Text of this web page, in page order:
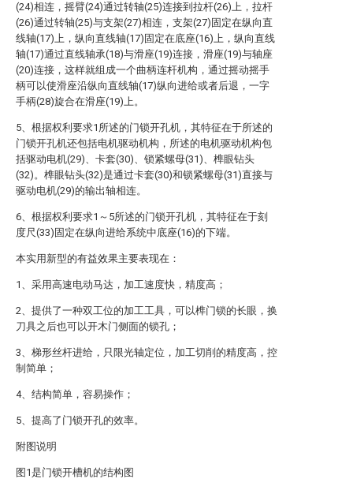
(24)相连，摇臂(24)通过转轴(25)连接到拉杆(26)上，拉杆
(26)通过转轴(25)与支架(27)相连，支架(27)固定在纵向直
线轴(17)上，纵向直线轴(17)固定在底座(16)上，纵向直线
轴(17)通过直线轴承(18)与滑座(19)连接，滑座(19)与轴座
(20)连接，这样就组成一个曲柄连杆机构，通过摇动摇手
柄可以使滑座沿纵向直线轴(17)纵向进给或者后退，一字
手柄(28)旋合在滑座(19)上。
5、根据权利要求1所述的门锁开孔机，其特征在于所述的
门锁开孔机还包括电机驱动机构，所述的电机驱动机构包
括驱动电机(29)、卡套(30)、锁紧螺母(31)、榫眼钻头
(32)。榫眼钻头(32)是通过卡套(30)和锁紧螺母(31)直接与
驱动电机(29)的输出轴相连。
6、根据权利要求1～5所述的门锁开孔机，其特征在于刻
度尺(33)固定在纵向进给系统中底座(16)的下端。
本实用新型的有益效果主要表现在：
1、采用高速电动马达，加工速度快，精度高；
2、提供了一种双工位的加工工具，可以榫门锁的长眼，换
刀具之后也可以开木门侧面的锁孔；
3、梯形丝杆进给，只限光轴定位，加工切削的精度高，控
制简单；
4、结构简单，容易操作；
5、提高了门锁开孔的效率。
附图说明
图1是门锁开槽机的结构图